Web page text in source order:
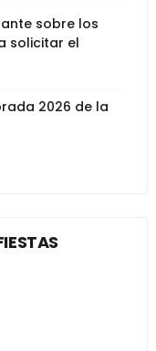
sobre los
solicitar el
2026 de la